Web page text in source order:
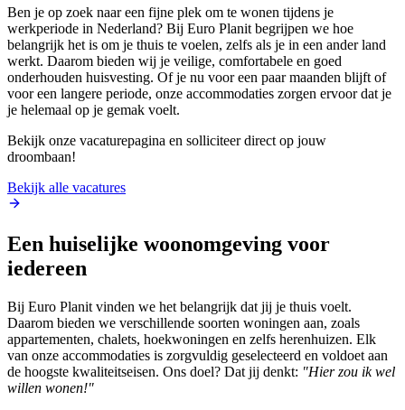
Ben je op zoek naar een fijne plek om te wonen tijdens je
werkperiode in Nederland? Bij Euro Planit begrijpen we hoe
belangrijk het is om je thuis te voelen, zelfs als je in een ander land
werkt. Daarom bieden wij je veilige, comfortabele en goed
onderhouden huisvesting. Of je nu voor een paar maanden blijft of
voor een langere periode, onze accommodaties zorgen ervoor dat je
je helemaal op je gemak voelt.
Bekijk onze vacaturepagina en solliciteer direct op jouw
droombaan!
Bekijk alle vacatures
Een huiselijke woonomgeving voor
iedereen
Bij Euro Planit vinden we het belangrijk dat jij je thuis voelt.
Daarom bieden we verschillende soorten woningen aan, zoals
appartementen, chalets, hoekwoningen en zelfs herenhuizen. Elk
van onze accommodaties is zorgvuldig geselecteerd en voldoet aan
de hoogste kwaliteitseisen. Ons doel? Dat jij denkt: "Hier zou ik wel
willen wonen!"